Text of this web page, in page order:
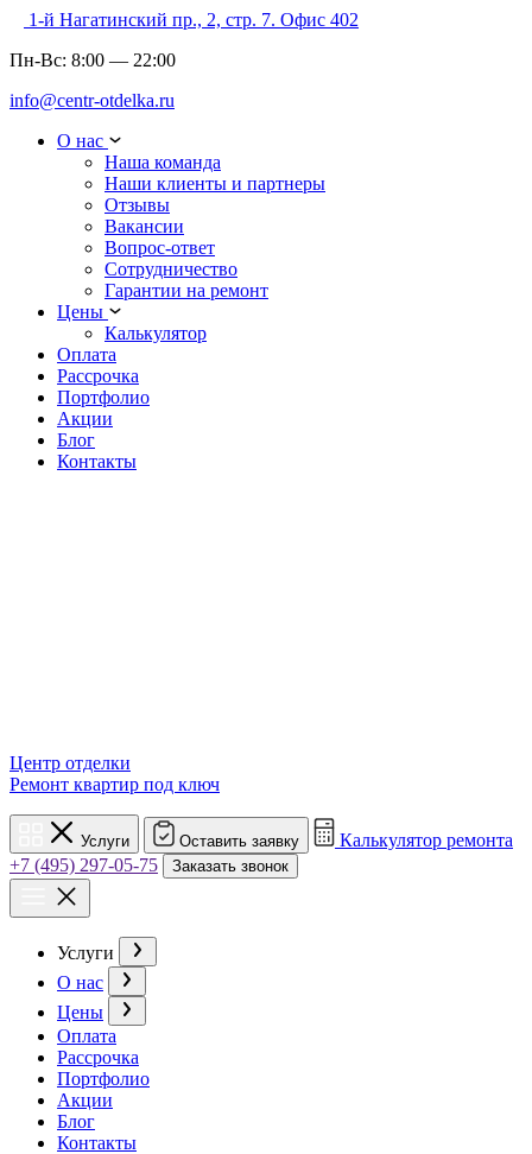
1-й Нагатинский пр., 2, стр. 7. Офис 402
Пн-Вс: 8:00 — 22:00
info@centr-otdelka.ru
О нас
Наша команда
Наши клиенты и партнеры
Отзывы
Вакансии
Вопрос-ответ
Сотрудничество
Гарантии на ремонт
Цены
Калькулятор
Оплата
Рассрочка
Портфолио
Акции
Блог
Контакты
Центр отделки
Ремонт квартир под ключ
Услуги Оставить заявку
Калькулятор ремонта
+7 (495) 297-05-75
Заказать звонок
Услуги
О нас
Цены
Оплата
Рассрочка
Портфолио
Акции
Блог
Контакты